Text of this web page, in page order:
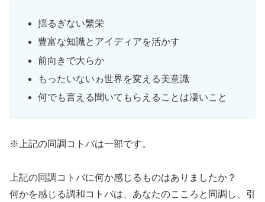
揺るぎない繁栄
豊富な知識とアイディアを活かす
前向きで大らか
もったいないゎ世界を変える美意識
何でも言える聞いてもらえることは凄いこと
※上記の同調コトバは一部です。
上記の同調コトバに何か感じるものはありましたか？
何かを感じる調和コトバは、あなたのこころと同調し、引